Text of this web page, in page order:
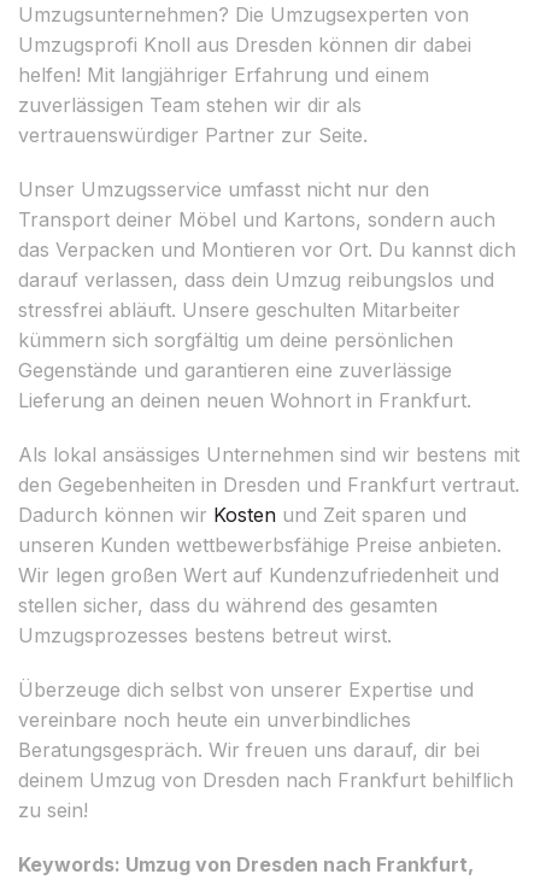
Umzugsunternehmen? Die Umzugsexperten von
Umzugsprofi Knoll aus Dresden können dir dabei
helfen! Mit langjähriger Erfahrung und einem
zuverlässigen Team stehen wir dir als
vertrauenswürdiger Partner zur Seite.
Unser Umzugsservice umfasst nicht nur den
Transport deiner Möbel und Kartons, sondern auch
das Verpacken und Montieren vor Ort. Du kannst dich
darauf verlassen, dass dein Umzug reibungslos und
stressfrei abläuft. Unsere geschulten Mitarbeiter
kümmern sich sorgfältig um deine persönlichen
Gegenstände und garantieren eine zuverlässige
Lieferung an deinen neuen Wohnort in Frankfurt.
Als lokal ansässiges Unternehmen sind wir bestens mit
den Gegebenheiten in Dresden und Frankfurt vertraut.
Dadurch können wir Kosten und Zeit sparen und
unseren Kunden wettbewerbsfähige Preise anbieten.
Wir legen großen Wert auf Kundenzufriedenheit und
stellen sicher, dass du während des gesamten
Umzugsprozesses bestens betreut wirst.
Überzeuge dich selbst von unserer Expertise und
vereinbare noch heute ein unverbindliches
Beratungsgespräch. Wir freuen uns darauf, dir bei
deinem Umzug von Dresden nach Frankfurt behilflich
zu sein!
Keywords: Umzug von Dresden nach Frankfurt,